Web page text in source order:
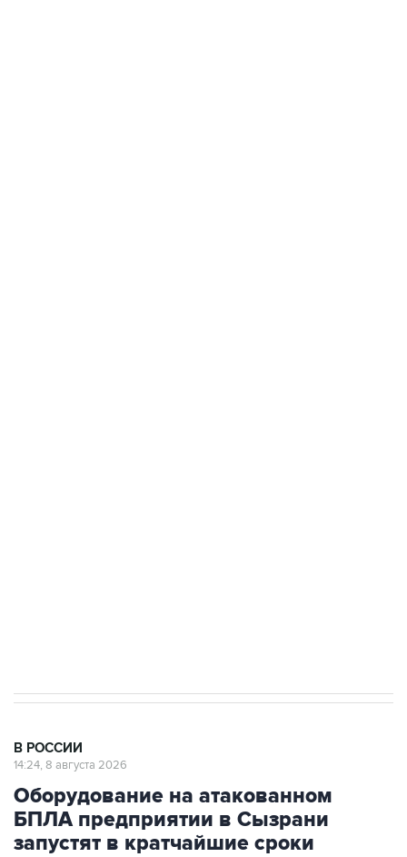
В РОССИИ
14:24, 8 августа 2026
Оборудование на атакованном
БПЛА предприятии в Сызрани
запустят в кратчайшие сроки